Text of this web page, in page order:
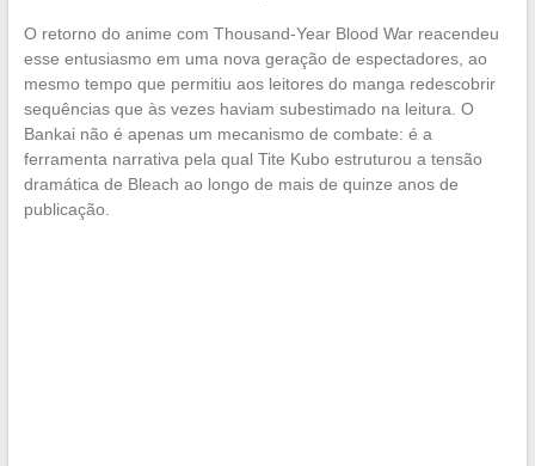
O retorno do anime com Thousand-Year Blood War reacendeu
esse entusiasmo em uma nova geração de espectadores, ao
mesmo tempo que permitiu aos leitores do manga redescobrir
sequências que às vezes haviam subestimado na leitura. O
Bankai não é apenas um mecanismo de combate: é a
ferramenta narrativa pela qual Tite Kubo estruturou a tensão
dramática de Bleach ao longo de mais de quinze anos de
publicação.